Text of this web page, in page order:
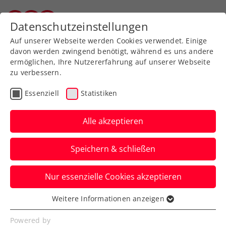
Turniere
Generali Open Kitzbühel:
„Miso-Mania“ geht weiter
– Misolic sensationell im
Finale
Der ÖTV-Senkrechtstarter gewinnt auch
das am Freitagabend wegen Regens
abgebrochene Halbfinale.
Datenschutzeinstellungen
Auf unserer Webseite werden Cookies verwendet. Einige
davon werden zwingend benötigt, während es uns andere
ermöglichen, Ihre Nutzererfahrung auf unserer Webseite
zu verbessern.
Essenziell Statistiken
Alle akzeptieren
Speichern & schließen
Nur essenzielle Cookies akzeptieren
Essenziell
Essenzielle Cookies werden für grundlegende
Weitere Informationen anzeigen
Powered by